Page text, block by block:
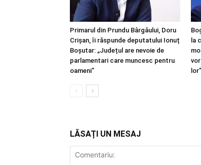
Primarul din Prundu Bârgăului, Doru
Crișan, îi răspunde deputatului Ionuț
Boșutar: „Județul are nevoie de
parlamentari care muncesc pentru
oameni”
la
lor”
LĂSAȚI UN MESAJ